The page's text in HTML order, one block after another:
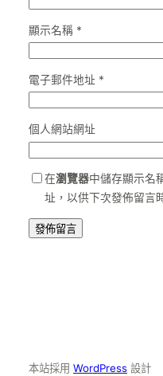
顯示名稱 *
電子郵件地址 *
個人網站網址
在瀏覽器中儲存顯示名
址，以供下次發佈留言
本站採用 WordPress 設計